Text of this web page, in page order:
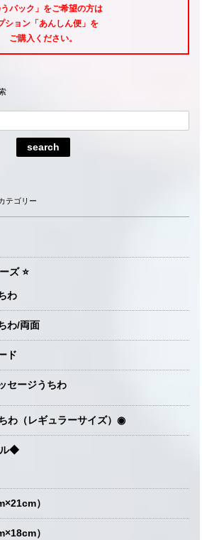
うパック」をご希望の方は
ション「あんしん便」 を
ご購入ください。
search
テゴリー
ズ ⭐️
わ
わ/両面
ド
セージうちわ
わ（レギュラーサイズ）◉
ル◆
）
）